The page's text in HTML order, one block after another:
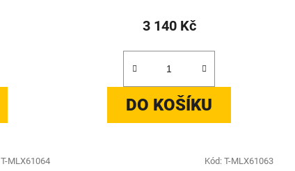
3 140 Kč
DO KOŠÍKU
T-MLX61064 Kód: T-MLX61063